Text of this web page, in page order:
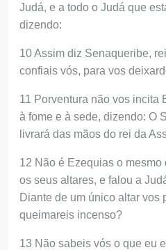
Judá, e a todo o Judá que
dizendo:
10 Assim diz Senaqueribe,
confiais vós, para vos
11 Porventura não vos incita
à fome e à sede, dizendo: O
livrará das mãos do rei da
12 Não é Ezequias o mesmo
os seus altares, e falou a
Diante de um único altar vos
queimareis incenso?
13 Não sabeis vós o que eu